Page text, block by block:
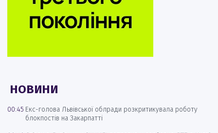
НОВИНИ
00:45 Екс-голова Львівської облради розкритикувала роботу
блокпостів на Закарпатті